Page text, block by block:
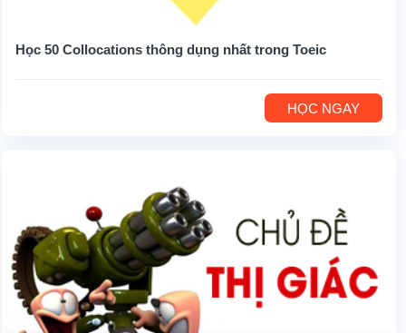
Học 50 Collocations thông dụng nhất trong Toeic
HỌC NGAY